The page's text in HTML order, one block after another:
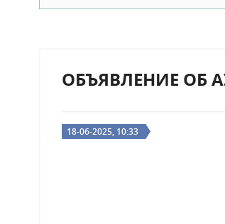
ОБЪЯВЛЕНИЕ ОБ
18-06-2025, 10:33